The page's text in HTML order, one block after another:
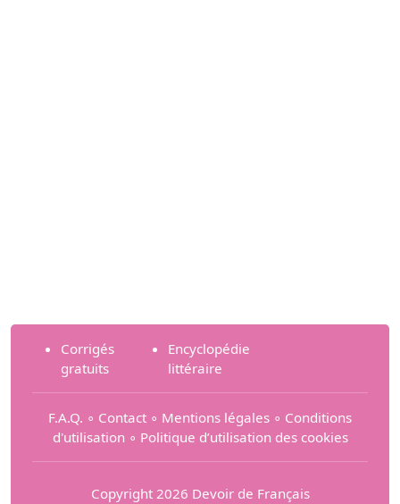
Corrigés
gratuits
Encyclopédie
littéraire
F.A.Q. ∘ Contact ∘ Mentions légales ∘ Conditions
d'utilisation ∘ Politique d’utilisation des cookies
Copyright 2026 Devoir de Français